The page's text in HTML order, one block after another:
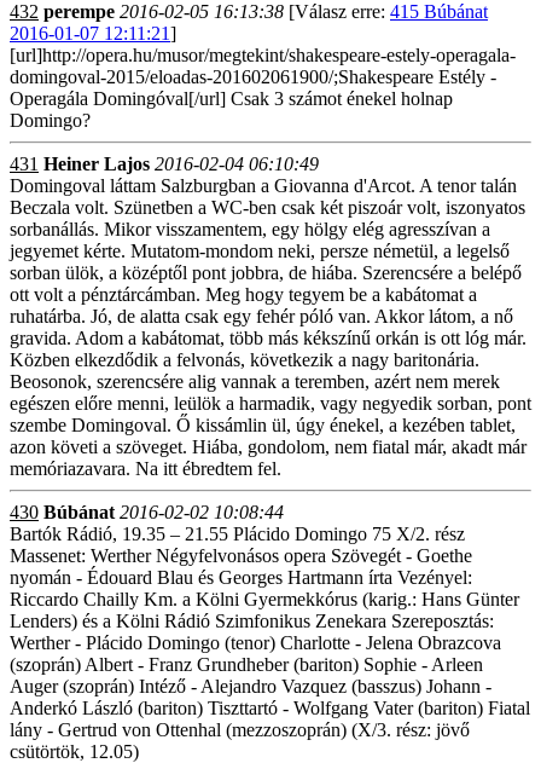
432 perempe 2016-02-05 16:13:38 [Válasz erre: 415 Búbánat
2016-01-07 12:11:21]
[url]http://opera.hu/musor/megtekint/shakespeare-estely-operagala-
domingoval-2015/eloadas-201602061900/;Shakespeare Estély -
Operagála Domingóval[/url] Csak 3 számot énekel holnap
Domingo?
431 Heiner Lajos 2016-02-04 06:10:49
Domingoval láttam Salzburgban a Giovanna d'Arcot. A tenor talán
Beczala volt. Szünetben a WC-ben csak két piszoár volt, iszonyatos
sorbanállás. Mikor visszamentem, egy hölgy elég agresszívan a
jegyemet kérte. Mutatom-mondom neki, persze németül, a legelső
sorban ülök, a középtől pont jobbra, de hiába. Szerencsére a belépő
ott volt a pénztárcámban. Meg hogy tegyem be a kabátomat a
ruhatárba. Jó, de alatta csak egy fehér póló van. Akkor látom, a nő
gravida. Adom a kabátomat, több más kékszínű orkán is ott lóg már.
Közben elkezdődik a felvonás, következik a nagy baritonária.
Beosonok, szerencsére alig vannak a teremben, azért nem merek
egészen előre menni, leülök a harmadik, vagy negyedik sorban, pont
szembe Domingoval. Ő kissámlin ül, úgy énekel, a kezében tablet,
azon követi a szöveget. Hiába, gondolom, nem fiatal már, akadt már
memóriazavara. Na itt ébredtem fel.
430 Búbánat 2016-02-02 10:08:44
Bartók Rádió, 19.35 – 21.55 Plácido Domingo 75 X/2. rész
Massenet: Werther Négyfelvonásos opera Szövegét - Goethe
nyomán - Édouard Blau és Georges Hartmann írta Vezényel:
Riccardo Chailly Km. a Kölni Gyermekkórus (karig.: Hans Günter
Lenders) és a Kölni Rádió Szimfonikus Zenekara Szereposztás:
Werther - Plácido Domingo (tenor) Charlotte - Jelena Obrazcova
(szoprán) Albert - Franz Grundheber (bariton) Sophie - Arleen
Auger (szoprán) Intéző - Alejandro Vazquez (basszus) Johann -
Anderkó László (bariton) Tiszttartó - Wolfgang Vater (bariton) Fiatal
lány - Gertrud von Ottenhal (mezzoszoprán) (X/3. rész: jövő
csütörtök, 12.05)